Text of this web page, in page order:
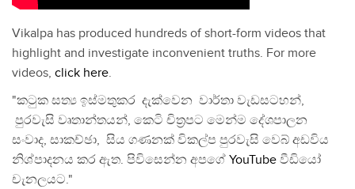
Vikalpa has produced hundreds of short-form videos that
highlight and investigate inconvenient truths. For more
videos, click here.
"කටුක සත්‍ය ඉස්මතුකර දැක්වෙන වාර්තා වැඩසටහන්,
පුරවැසි වෘතාන්තයන්, කෙටි චිත්‍රපට මෙන්ම දේශපාලන
සංවාද, සාකච්ඡා, සිය ගණනක් විකල්ප පුරවැසි වෙබ් අඩවිය
නිශ්පාදනය කර ඇත. පිවිසෙන්න අපගේ YouTube වීඩියෝ
චැනලයට."